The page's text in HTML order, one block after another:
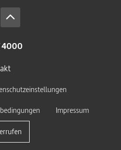
4000
Impressum